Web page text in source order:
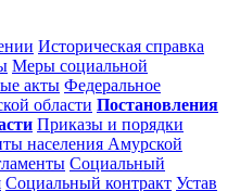
Историческая справка
Меры социальной
акты Федеральное
области Постановления
Приказы и порядки
населения Амурской
Социальный
Социальный контракт Устав